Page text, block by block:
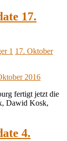
17.
1 17. Oktober
fertigt jetzt die
Dawid Kosk,
4.